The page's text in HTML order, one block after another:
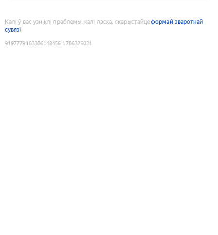
Калі ў вас узніклі праблемы, калі ласка, скарыстайцеформай зваротнай
сувязі
9197779163386148456:1786325031